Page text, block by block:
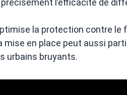
l’efficacité de
la protection contre le
en place peut aussi
urbains bruyants.